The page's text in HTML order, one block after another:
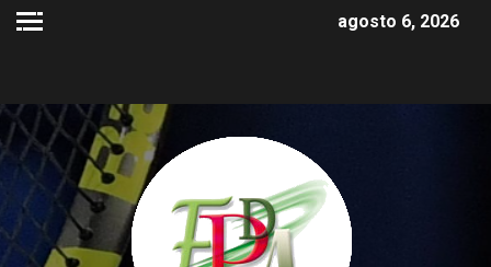
agosto 6, 2026